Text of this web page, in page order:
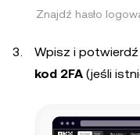
Znajdź hasło
Wpisz i potwierdź
kod 2FA (jeśli